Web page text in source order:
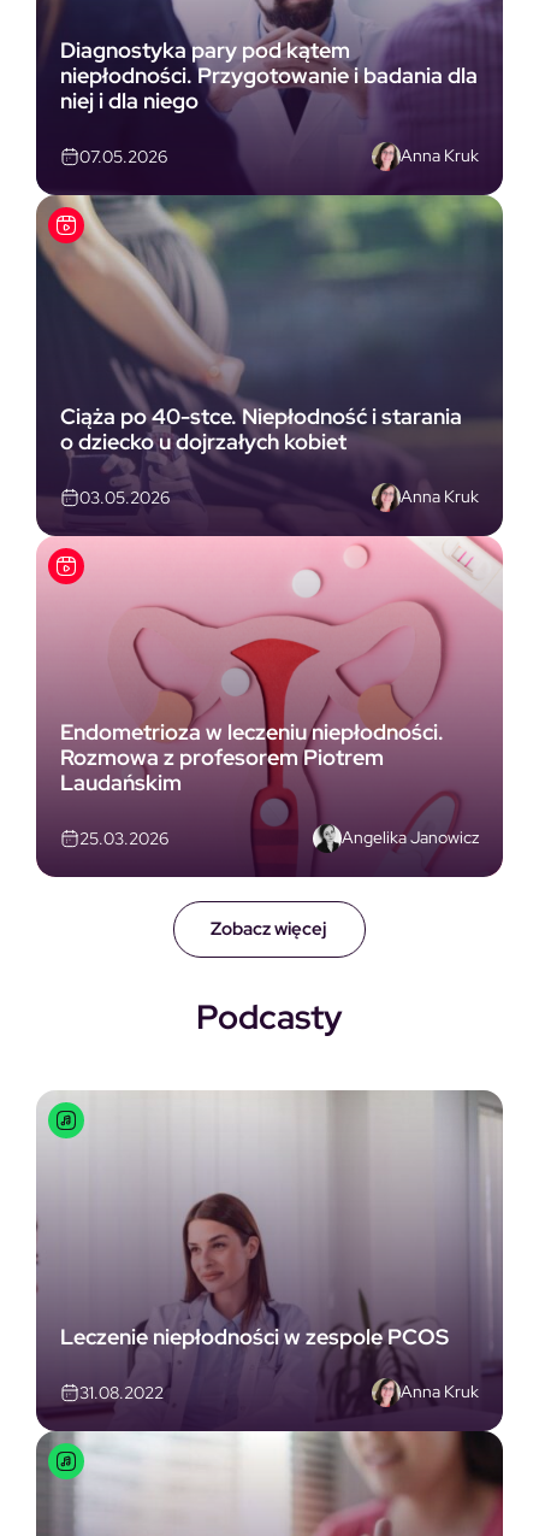
Zobacz więcej
Diagnostyka pary pod kątem
niepłodności. Przygotowanie i badania dla
niej i dla niego
07.05.2026 Anna Kruk
Ciąża po 40-stce. Niepłodność i starania
o dziecko u dojrzałych kobiet
03.05.2026 Anna Kruk
Endometrioza w leczeniu niepłodności.
Rozmowa z profesorem Piotrem
Laudańskim
25.03.2026 Angelika Janowicz
Podcasty
Leczenie niepłodności w zespole PCOS
31.08.2022 Anna Kruk